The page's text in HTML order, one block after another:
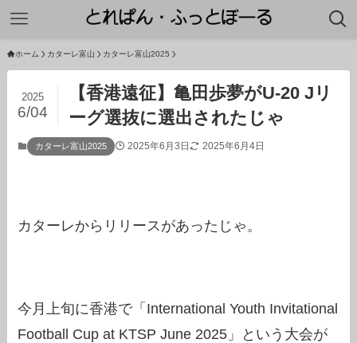
ホーム カターレ富山 カターレ富山2025
【香港遠征】亀田歩夢がU-20 Jリ
ーグ選抜に選出されたじゃ
2025
6/04
カターレ富山2025 2025年6月3日 2025年6月4日
カターレからリリースがあったじゃ。
今月上旬に香港で「International Youth Invitational
Football Cup at KTSP June 2025」という大会が